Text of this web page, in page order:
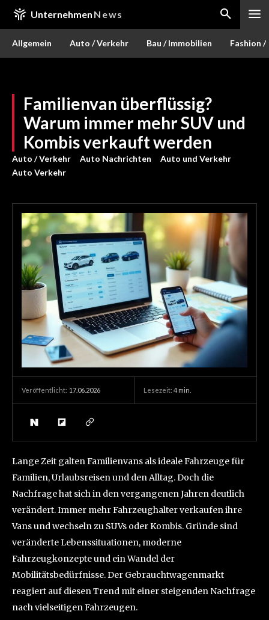
Unternehmen News
Allgemein Auto / Verkehr Bau / Immobilien Fashion /
Familienvan überflüssig?
Warum immer mehr SUV und
Kombis verkauft werden
Auto / Verkehr Auto Nachrichten
Auto und Verkehr
Auto Verkehr
Veröffentlicht: 17.06.2026 Lesezeit: 4 min.
Lange Zeit galten Familienvans als ideale Fahrzeuge für
Familien, Urlaubsreisen und den Alltag. Doch die
Nachfrage hat sich in den vergangenen Jahren deutlich
verändert. Immer mehr Fahrzeughalter verkaufen ihre
Vans und wechseln zu SUVs oder Kombis. Gründe sind
veränderte Lebenssituationen, moderne
Fahrzeugkonzepte und ein Wandel der
Mobilitätsbedürfnisse. Der Gebrauchtwagenmarkt
reagiert auf diesen Trend mit einer steigenden Nachfrage
nach vielseitigen Fahrzeugen.